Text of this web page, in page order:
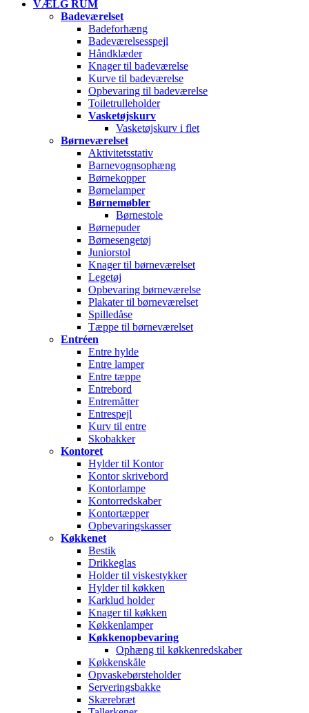
VÆLG RUM
Badeværelset
Badeforhæng
Badeværelsesspejl
Håndklæder
Knager til badeværelse
Kurve til badeværelse
Opbevaring til badeværelse
Toiletrulleholder
Vasketøjskurv
Vasketøjskurv i flet
Børneværelset
Aktivitetsstativ
Barnevognsophæng
Børnekopper
Børnelamper
Børnemøbler
Børnestole
Børnepuder
Børnesengetøj
Juniorstol
Knager til børneværelset
Legetøj
Opbevaring børneværelse
Plakater til børneværelset
Spilledåse
Tæppe til børneværelset
Entréen
Entre hylde
Entre lamper
Entre tæppe
Entrebord
Entremåtter
Entrespejl
Kurv til entre
Skobakker
Kontoret
Hylder til Kontor
Kontor skrivebord
Kontorlampe
Kontorredskaber
Kontortæpper
Opbevaringskasser
Køkkenet
Bestik
Drikkeglas
Holder til viskestykker
Hylder til køkken
Karklud holder
Knager til køkken
Køkkenlamper
Køkkenopbevaring
Ophæng til køkkenredskaber
Køkkenskåle
Opvaskebørsteholder
Serveringsbakke
Skærebræt